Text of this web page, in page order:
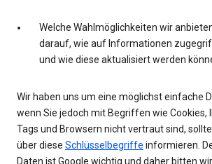
Welche Wahlmöglichkeiten wir
darauf, wie auf Informationen
und wie diese aktualisiert werden
Wir haben uns um eine möglichst einfache
wenn Sie jedoch mit Begriffen wie Cookies,
Tags und Browsern nicht vertraut sind,
über diese Schlüsselbegriffe informieren.
Daten ist Google wichtig und daher bitten